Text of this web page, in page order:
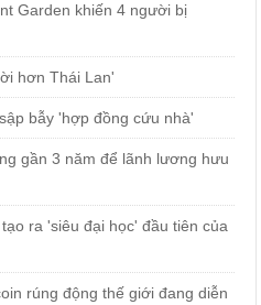
Garden khiến 4 người bị
hơn Thái Lan'
bẫy 'hợp đồng cứu nhà'
gần 3 năm để lãnh lương hưu
ra 'siêu đại học' đầu tiên của
rúng động thế giới đang diễn